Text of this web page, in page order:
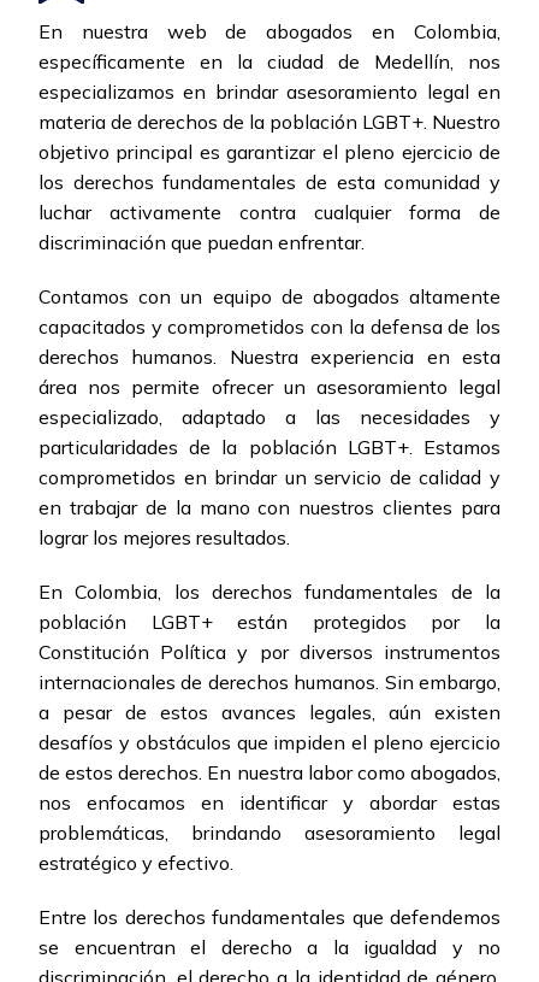
En nuestra web de abogados en Colombia,
específicamente en la ciudad de Medellín, nos
especializamos en brindar asesoramiento legal en
materia de derechos de la población LGBT+. Nuestro
objetivo principal es garantizar el pleno ejercicio de
los derechos fundamentales de esta comunidad y
luchar activamente contra cualquier forma de
discriminación que puedan enfrentar.
Contamos con un equipo de abogados altamente
capacitados y comprometidos con la defensa de los
derechos humanos. Nuestra experiencia en esta
área nos permite ofrecer un asesoramiento legal
especializado, adaptado a las necesidades y
particularidades de la población LGBT+. Estamos
comprometidos en brindar un servicio de calidad y
en trabajar de la mano con nuestros clientes para
lograr los mejores resultados.
En Colombia, los derechos fundamentales de la
población LGBT+ están protegidos por la
Constitución Política y por diversos instrumentos
internacionales de derechos humanos. Sin embargo,
a pesar de estos avances legales, aún existen
desafíos y obstáculos que impiden el pleno ejercicio
de estos derechos. En nuestra labor como abogados,
nos enfocamos en identificar y abordar estas
problemáticas, brindando asesoramiento legal
estratégico y efectivo.
Entre los derechos fundamentales que defendemos
se encuentran el derecho a la igualdad y no